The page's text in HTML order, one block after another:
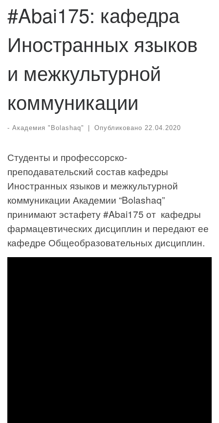
#Abai175: кафедра
Иностранных языков
и межкультурной
коммуникации
- Академия "Bolashaq" | Опубликовано 22.04.2020
Студенты и профессорско-
преподавательский состав кафедры
Иностранных языков и межкультурной
коммуникации Академии “Bolashaq”
принимают эстафету #Abai175 от кафедры
фармацевтических дисциплин и передают ее
кафедре Общеобразовательных дисциплин.